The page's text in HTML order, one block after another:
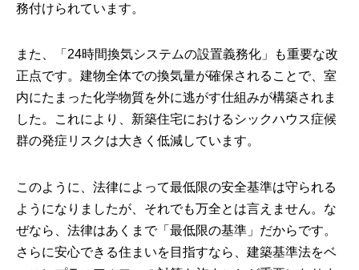
務付けられています。
また、「24時間換気システムの設置義務化」も重要な改
正点です。建物全体での換気量が確保されることで、室
内にたまった化学物質を外に逃がす仕組みが構築されま
した。これにより、新築住宅におけるシックハウス症候
群の発症リスクは大きく低減しています。
このように、法律によって最低限の安全基準は守られる
ようになりましたが、それでも万全とは言えません。な
ぜなら、法律はあくまで「最低限の基準」だからです。
さらに安心できる住まいを目指すなら、建築基準法をベ